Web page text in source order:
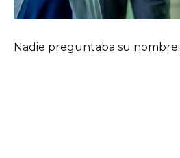
Nadie preguntaba su nombre.